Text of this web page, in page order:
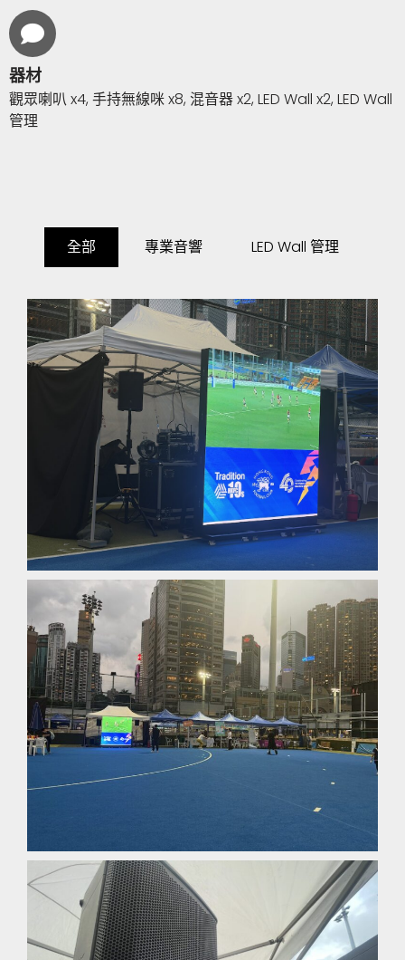
器材
觀眾喇叭 x4, 手持無線咪 x8, 混音器 x2, LED Wall x2, LED Wall
管理
全部 專業音響 LED Wall 管理